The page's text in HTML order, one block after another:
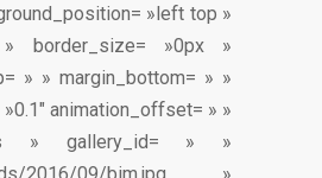
»left top »
border_size= »0px »
» » margin_bottom= » »
animation_offset= » »
» gallery_id= » »
2016/09/bim.jpg »